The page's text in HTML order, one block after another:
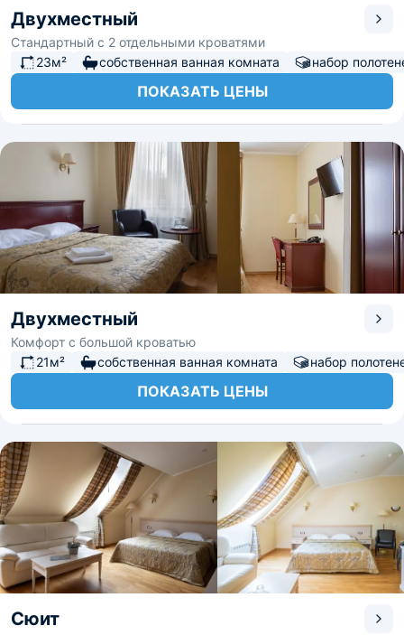
Двухместный
Стандартный с 2 отдельными кроватями
23м²
собственная ванная комната набор
ПОКАЗАТЬ ЦЕНЫ
Двухместный
Комфорт с большой кроватью
21м²
собственная ванная комната набор
ПОКАЗАТЬ ЦЕНЫ
Сюит